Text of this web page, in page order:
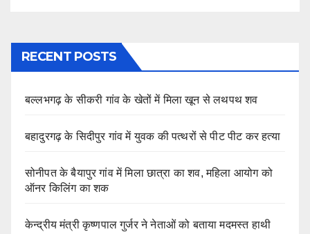
RECENT POSTS
बल्लभगढ़ के सीकरी गांव के खेतों में मिला खून से लथपथ शव
बहादुरगढ़ के सिदीपुर गांव में युवक की पत्थरों से पीट पीट कर हत्या
सोनीपत के बैयापुर गांव में मिला छात्रा का शव, महिला आयोग को
ऑनर किलिंग का शक
केन्द्रीय मंत्री कृष्णपाल गुर्जर ने नेताओं को बताया मदमस्त हाथी